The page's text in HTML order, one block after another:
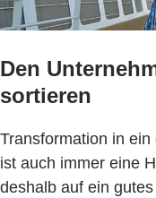
Den
sortieren
Transformation in
ist auch immer eine
deshalb auf ein